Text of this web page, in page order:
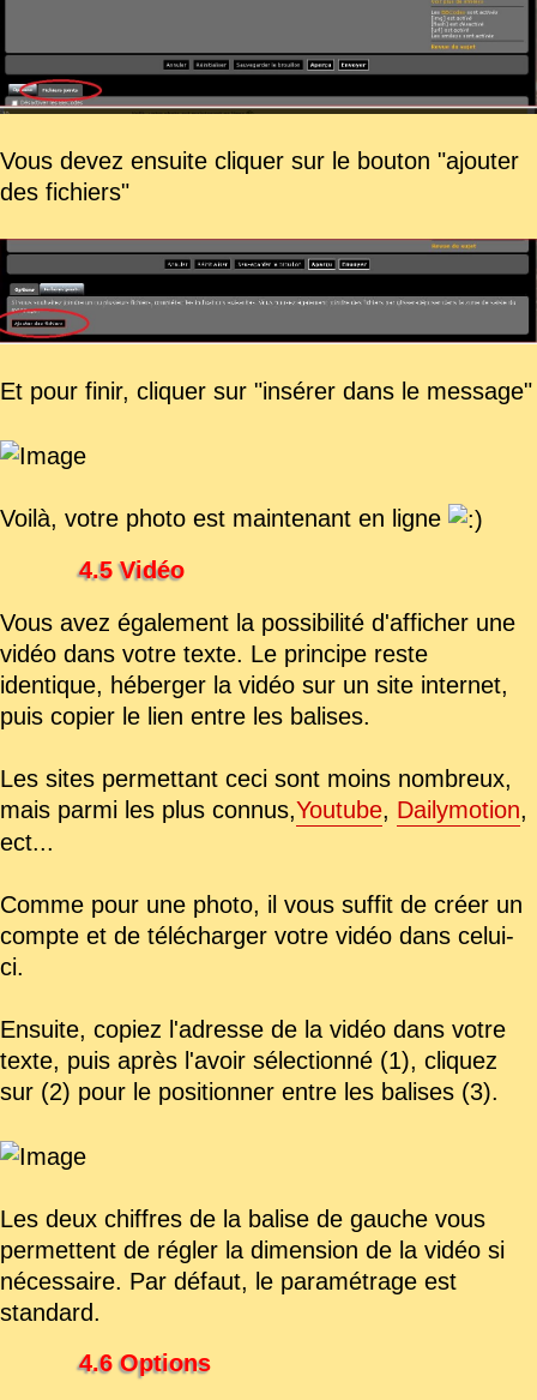
Vous devez ensuite cliquer sur le bouton "ajouter
des fichiers"
Et pour finir, cliquer sur "insérer dans le message"
Voilà, votre photo est maintenant en ligne
4.5 Vidéo
Vous avez également la possibilité d'afficher une
vidéo dans votre texte. Le principe reste
identique, héberger la vidéo sur un site internet,
puis copier le lien entre les balises.
Les sites permettant ceci sont moins nombreux,
mais parmi les plus connus,Youtube, Dailymotion,
ect...
Comme pour une photo, il vous suffit de créer un
compte et de télécharger votre vidéo dans celui-
ci.
Ensuite, copiez l'adresse de la vidéo dans votre
texte, puis après l'avoir sélectionné (1), cliquez
sur (2) pour le positionner entre les balises (3).
Les deux chiffres de la balise de gauche vous
permettent de régler la dimension de la vidéo si
nécessaire. Par défaut, le paramétrage est
standard.
4.6 Options